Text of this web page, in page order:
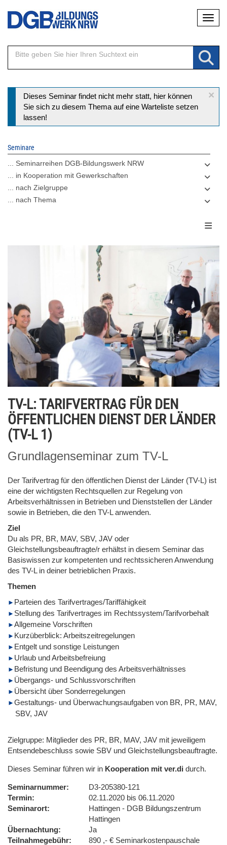
Direkt
Inhalt
×
Statusmeldung
Dieses Seminar findet nicht mehr statt, hier können
Sie sich zu diesem Thema auf eine Warteliste setzen
lassen!
Seminare
... Seminarreihen DGB-Bildungswerk NRW
... in Kooperation mit Gewerkschaften
... nach Zielgruppe
... nach Thema
TV-L: TARIFVERTRAG FÜR DEN
ÖFFENTLICHEN DIENST DER LÄNDER
(TV-L 1)
Grundlagenseminar zum TV-L
Der Tarifvertrag für den öffentlichen Dienst der Länder (TV-L) ist
eine der wichtigsten Rechtsquellen zur Regelung von
Arbeitsverhältnissen in Betrieben und Dienststellen der Länder
sowie in Betrieben, die den TV-L anwenden.
Ziel
Du als PR, BR, MAV, SBV, JAV oder
Gleichstellungsbeauftragte/r erhältst in diesem Seminar das
Basiswissen zur kompetenten und rechtssicheren Anwendung
des TV-L in deiner betrieblichen Praxis.
Themen
Parteien des Tarifvertrages/Tariffähigkeit
Stellung des Tarifvertrages im Rechtssystem/Tarifvorbehalt
Allgemeine Vorschriften
Kurzüberblick: Arbeitszeitregelungen
Entgelt und sonstige Leistungen
Urlaub und Arbeitsbefreiung
Befristung und Beendigung des Arbeitsverhältnisses
Übergangs- und Schlussvorschriften
Übersicht über Sonderregelungen
Gestaltungs- und Überwachungsaufgaben von BR, PR, MAV,
SBV, JAV
Zielgruppe: Mitglieder des PR, BR, MAV, JAV mit jeweiligem
Entsendebeschluss sowie SBV und Gleichstellungsbeauftragte.
Dieses Seminar führen wir in Kooperation mit ver.di durch.
Seminarnummer
D3-205380-121
Termin
02.11.2020 bis 06.11.2020
Seminarort
Hattingen - DGB Bildungszentrum
Hattingen
Übernachtung
Ja
Teilnahmegebühr
890 ,- € Seminarkostenpauschale